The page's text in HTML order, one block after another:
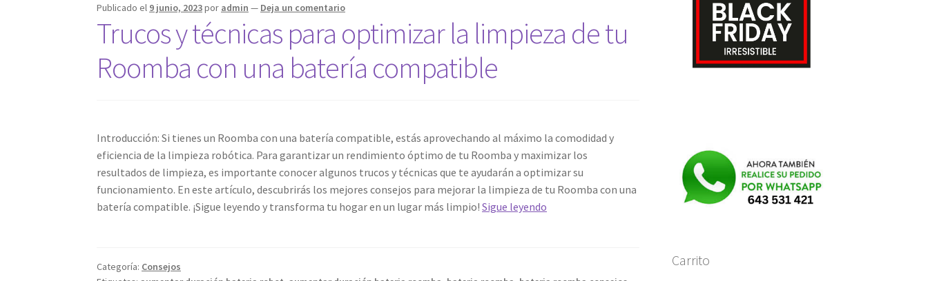
Publicado el 9 junio, 2023por admin — Deja un comentario
Trucos y técnicas para optimizar la limpieza de tu
Roomba con una batería compatible
Introducción: Si tienes un Roomba con una batería compatible, estás aprovechando al máximo la comodidad y
eficiencia de la limpieza robótica. Para garantizar un rendimiento óptimo de tu Roomba y maximizar los
resultados de limpieza, es importante conocer algunos trucos y técnicas que te ayudarán a optimizar su
funcionamiento. En este artículo, descubrirás los mejores consejos para mejorar la limpieza de tu Roomba con una
batería compatible. ¡Sigue leyendo y transforma tu hogar en un lugar más limpio!Sigue leyendo
optimizar
Categoría: Consejos
Carrito